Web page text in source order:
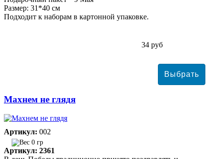
Размер: 31*40 см
Подходит к наборам в картонной упаковке.
34 руб
Махнем не глядя
Артикул: 002
0 гр
Артикул: 2361